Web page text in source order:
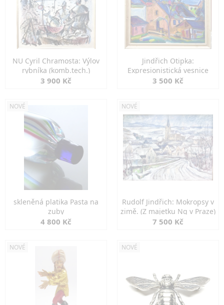
NU Cyril Chramosta: Výlov
rybníka (komb.tech.)
3 900 Kč
Jindřich Otipka:
Expresionistická vesnice
3 500 Kč
NOVÉ
skleněná platika Pasta na
zuby
4 800 Kč
NOVÉ
Rudolf Jindřich: Mokropsy v
zimě. (Z majetku Ng v Praze)
7 500 Kč
NOVÉ NOVÉ